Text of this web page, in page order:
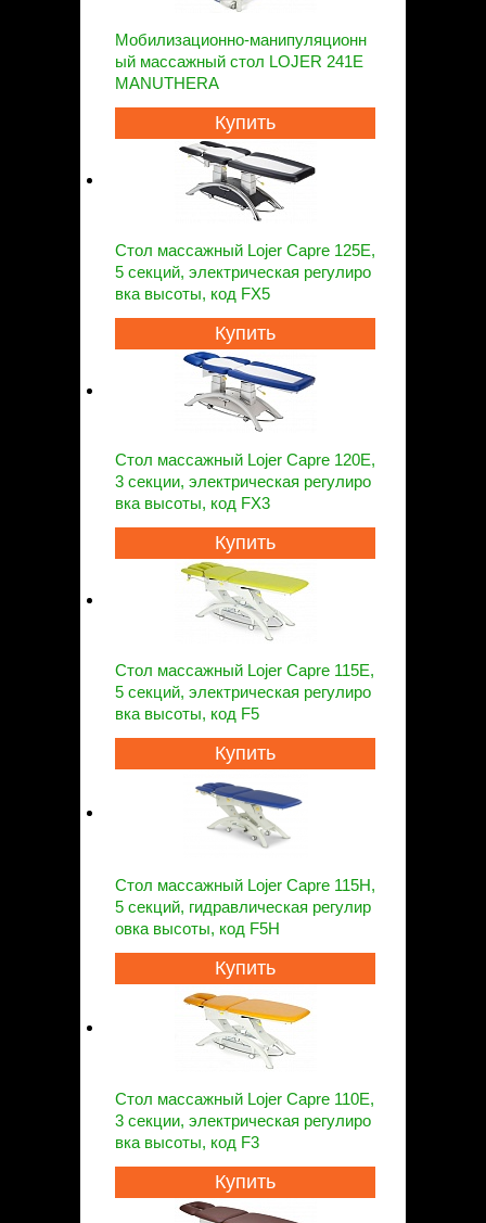
Мобилизационно-манипуляционн
ый массажный стол LOJER 241E
MANUTHERA
Купить
Стол массажный Lojer Capre 125E,
5 секций, электрическая регулиро
вка высоты, код FX5
Купить
Стол массажный Lojer Capre 120E,
3 секции, электрическая регулиро
вка высоты, код FX3
Купить
Стол массажный Lojer Capre 115E,
5 секций, электрическая регулиро
вка высоты, код F5
Купить
Стол массажный Lojer Capre 115H,
5 секций, гидравлическая регулир
овка высоты, код F5H
Купить
Стол массажный Lojer Capre 110E,
3 секции, электрическая регулиро
вка высоты, код F3
Купить